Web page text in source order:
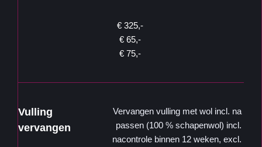
€ 325,-
€ 65,-
€ 75,-
Vulling
vervangen
Vervangen vulling met wol incl. na
passen (100 % schapenwol) incl.
nacontrole binnen 12 weken, excl.